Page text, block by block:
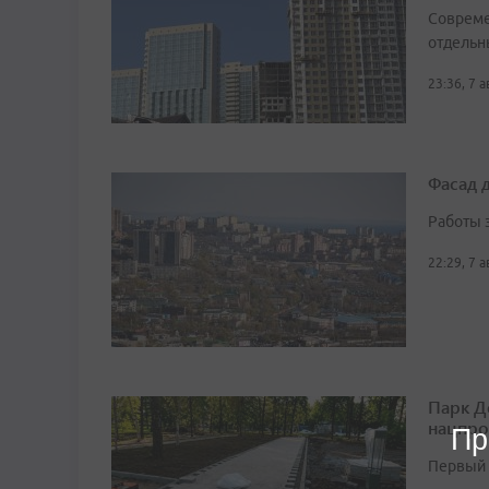
23:36, 7
Фасад
Работы
22:29, 7
Парк
Первый